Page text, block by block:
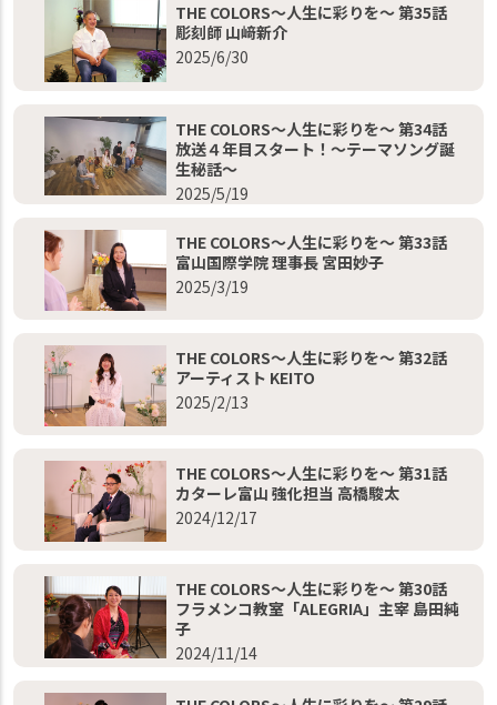
THE COLORS～人生に彩りを～ 第35話
彫刻師 山﨑新介
2025/6/30
THE COLORS～人生に彩りを～ 第34話
放送４年目スタート！～テーマソング誕
生秘話～
2025/5/19
THE COLORS～人生に彩りを～ 第33話
富山国際学院 理事長 宮田妙子
2025/3/19
THE COLORS～人生に彩りを～ 第32話
アーティスト KEITO
2025/2/13
THE COLORS～人生に彩りを～ 第31話
カターレ富山 強化担当 高橋駿太
2024/12/17
THE COLORS～人生に彩りを～ 第30話
フラメンコ教室「ALEGRIA」主宰 島田純
子
2024/11/14